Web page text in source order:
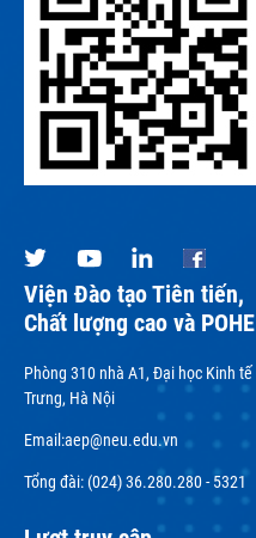
Viện Đào tạo Tiên tiến,
Chất lượng cao và POHE
Phòng 310 nhà A1, Đại học Kinh
Trưng, Hà Nội
Email:aep@neu.edu.vn
Tổng đài: (024) 36.280.280 - 5321